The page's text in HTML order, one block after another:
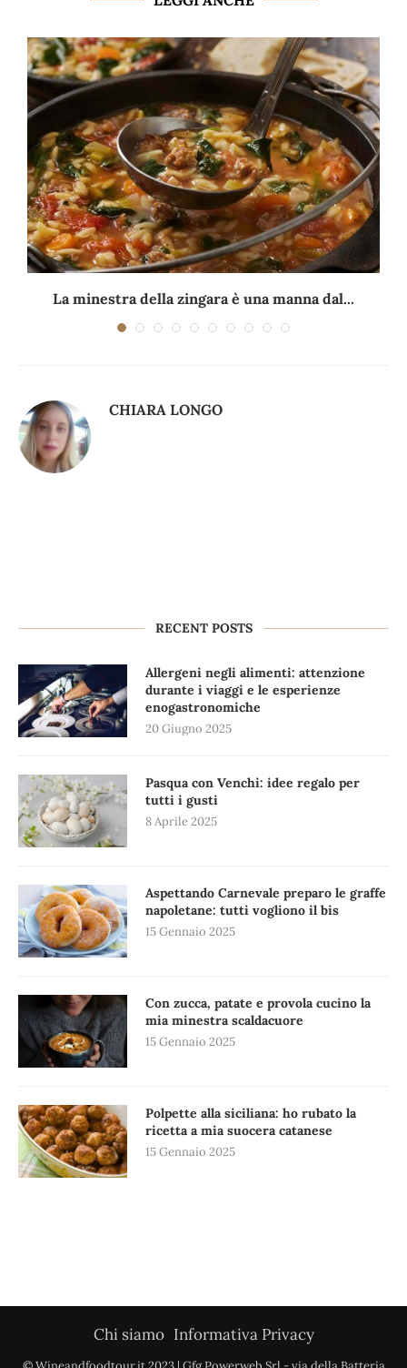
La minestra della zingara è una manna dal...
CHIARA LONGO
RECENT POSTS
Allergeni negli alimenti: attenzione
durante i viaggi e le esperienze
enogastronomiche
20 Giugno 2025
Pasqua con Venchi: idee regalo per
tutti i gusti
8 Aprile 2025
Aspettando Carnevale preparo le graffe
napoletane: tutti vogliono il bis
15 Gennaio 2025
Con zucca, patate e provola cucino la
mia minestra scaldacuore
15 Gennaio 2025
Polpette alla siciliana: ho rubato la
ricetta a mia suocera catanese
15 Gennaio 2025
Chi siamo Informativa Privacy